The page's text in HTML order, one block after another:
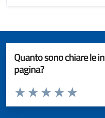
Quanto sono chiare le
pagina?
Valuta da 1 a 5 stelle la pagina
Valuta 5
Valuta 4 stelle
Valuta 3 stelle su 5
Valuta 2 stelle su 5
Valuta 1 stelle su 5